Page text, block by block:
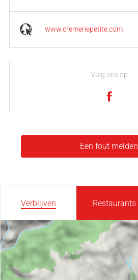
www.cremeriepetite.com
Volg ons op
Een fout melden
Verblijven Restaurants